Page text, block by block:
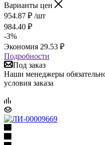
Варианты цен
954.87 ₽ /шт
984.40 ₽
-3%
Экономия 29.53 ₽
Подробности
Под заказ
Наши менеджеры
условия заказа